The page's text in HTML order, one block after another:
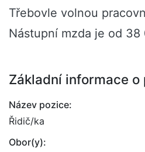
Třebovle volnou
Nástupní mzda je od 38
Základní informace
Název pozice:
Řidič/ka
Obor(y):